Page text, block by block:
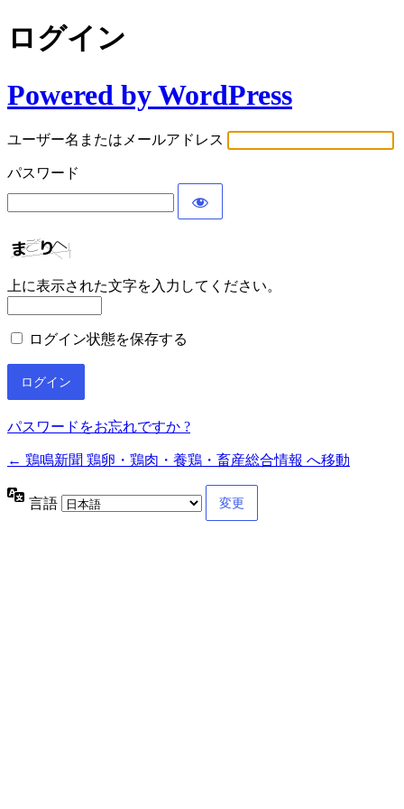
ログイン
Powered by WordPress
ユーザー名またはメールアドレス
パスワード
上に表示された文字を入力してください。
ログイン状態を保存する
パスワードをお忘れですか ?
← 鶏鳴新聞 鶏卵・鶏肉・養鶏・畜産総合情報 へ移動
言語